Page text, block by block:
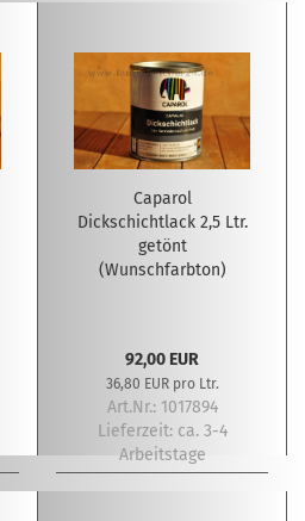
Caparol
Dickschichtlack 2,5 Ltr.
getönt
(Wunschfarbton)
92,00 EUR
36,80 EUR pro Ltr.
Art.Nr.: 1017894
Lieferzeit: ca. 3-4
Arbeitstage